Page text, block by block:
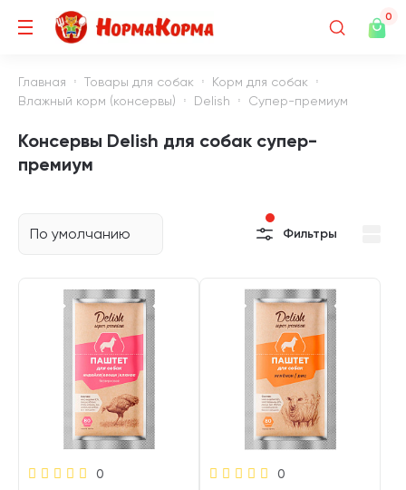
0
Главная Товары для собак
Корм для собак
Влажный корм (консервы)
Delish Супер-премиум
Консервы Delish для собак супер-
премиум
По умолчанию Фильтры
0 0